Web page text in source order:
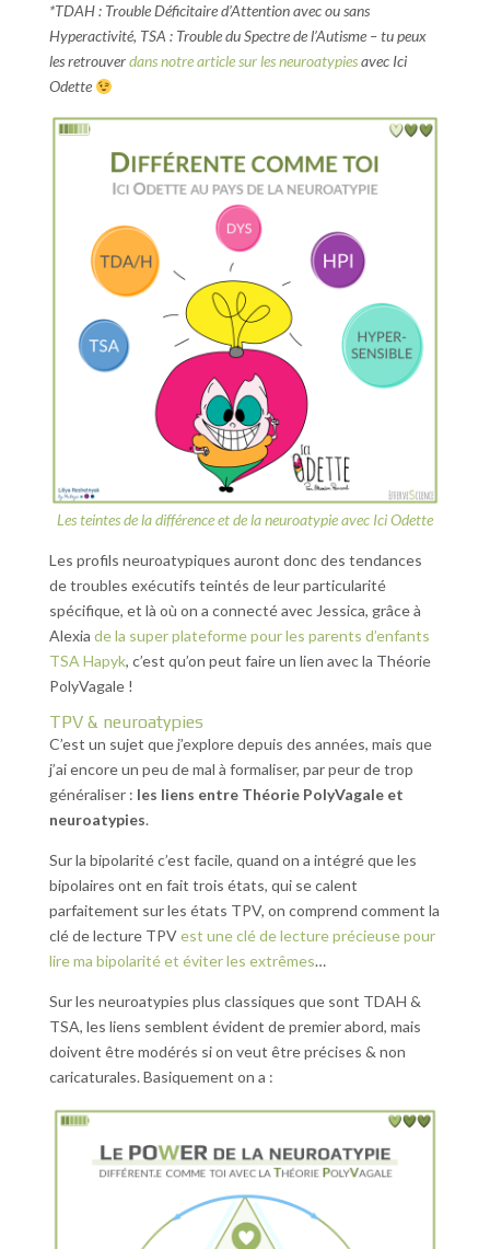
*TDAH : Trouble Déficitaire d’Attention avec ou sans
Hyperactivité, TSA : Trouble du Spectre de l’Autisme – tu peux
les retrouverdans notre article sur les neuroatypiesavec Ici
Odette
Les teintes de la différence et de la neuroatypie avec Ici Odette
Les profils neuroatypiques auront donc des tendances
de troubles exécutifs teintés de leur particularité
spécifique, et là où on a connecté avec Jessica, grâce à
Alexia de la super plateforme pour les parents d’enfants
TSA Hapyk, c’est qu’on peut faire un lien avec la Théorie
PolyVagale !
TPV & neuroatypies
C’est un sujet que j’explore depuis des années, mais que
j’ai encore un peu de mal à formaliser, par peur de trop
généraliser : les liens entre Théorie PolyVagale et
neuroatypies.
Sur la bipolarité c’est facile, quand on a intégré que les
bipolaires ont en fait trois états, qui se calent
parfaitement sur les états TPV, on comprend comment la
clé de lecture TPVest une clé de lecture précieuse pour
lire ma bipolarité et éviter les extrêmes…
Sur les neuroatypies plus classiques que sont TDAH &
TSA, les liens semblent évident de premier abord, mais
doivent être modérés si on veut être précises & non
caricaturales. Basiquement on a :